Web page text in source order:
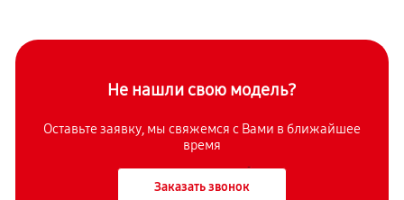
Не нашли свою модель?
Оставьте заявку, мы свяжемся с Вами в ближайшее
время
Заказать звонок